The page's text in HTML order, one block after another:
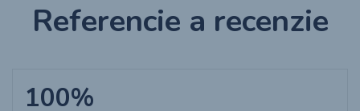
Referencie a recenzie
100%